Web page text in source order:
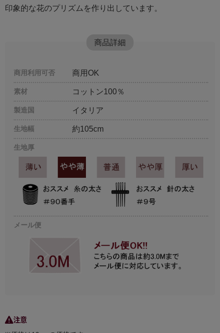
印象的な花のプリズムを作り出しています。
商品詳細
商用利用可否 商用OK
素材 コットン100％
製造国 イタリア
生地幅 約105cm
生地厚
メール便
注意